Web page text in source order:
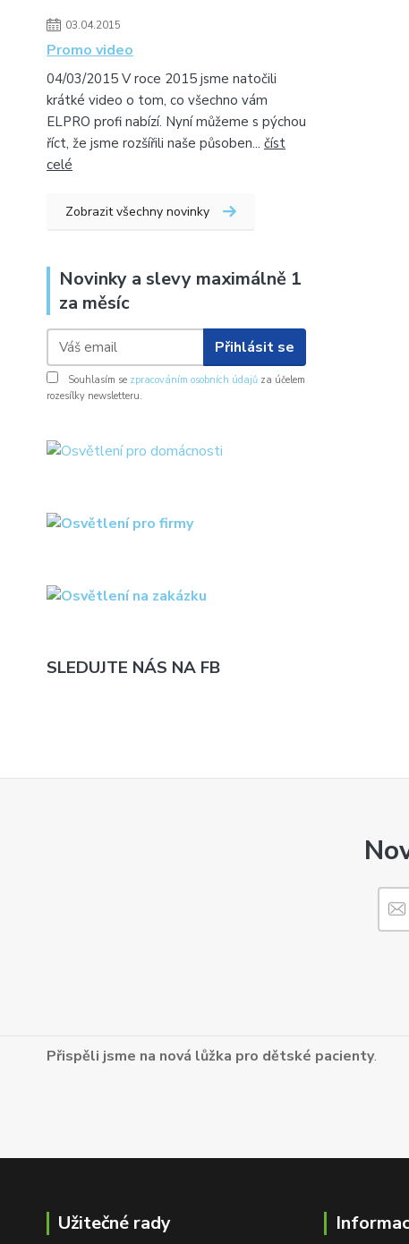
03.04.2015
Promo video
04/03/2015 V roce 2015 jsme natočili
krátké video o tom, co všechno vám
ELPRO profi nabízí. Nyní můžeme s pýchou
říct, že jsme rozšířili naše působen... číst
celé
Zobrazit všechny novinky
Novinky a slevy maximálně 1
za měsíc
Přihlásit se
Souhlasím se zpracováním osobních údajů za účelem
rozesílky newsletteru.
SLEDUJTE NÁS NA FB
Přispěli jsme na nová lůžka pro dětské pacienty.
Užitečné rady